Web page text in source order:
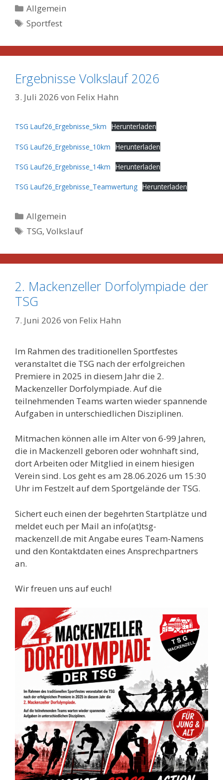
Kategorien
Allgemein
Schlagwörter
Sportfest
Ergebnisse Volkslauf 2026
3. Juli 2026 von Felix Hahn
TSG Lauf26_Ergebnisse_5km Herunterladen
TSG Lauf26_Ergebnisse_10km Herunterladen
TSG Lauf26_Ergebnisse_14km Herunterladen
TSG Lauf26_Ergebnisse_Teamwertung Herunterladen
Kategorien
Allgemein
Schlagwörter
TSG,Volkslauf
2. Mackenzeller Dorfolympiade der
TSG
7. Juni 2026 von Felix Hahn
Im Rahmen des traditionellen Sportfestes
veranstaltet die TSG nach der erfolgreichen
Premiere in 2025 in diesem Jahr die 2.
Mackenzeller Dorfolympiade. Auf die
teilnehmenden Teams warten wieder spannende
Aufgaben in unterschiedlichen Disziplinen.
Mitmachen können alle im Alter von 6-99 Jahren,
die in Mackenzell geboren oder wohnhaft sind,
dort Arbeiten oder Mitglied in einem hiesigen
Verein sind. Los geht es am 28.06.2026 um 15:30
Uhr im Festzelt auf dem Sportgelände der TSG.
Sichert euch einen der begehrten Startplätze und
meldet euch per Mail an info(at)tsg-
mackenzell.de mit Angabe eures Team-Namens
und den Kontaktdaten eines Ansprechpartners
an.
Wir freuen uns auf euch!